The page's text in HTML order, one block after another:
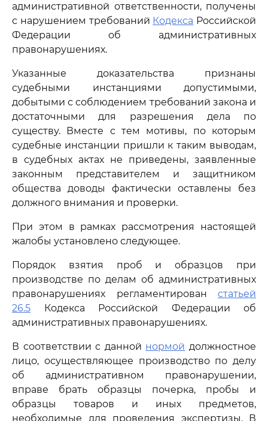
административной ответственности, получены
с нарушением требований Кодекса Российской
Федерации об административных
правонарушениях.
Указанные доказательства признаны
судебными инстанциями допустимыми,
добытыми с соблюдением требований закона и
достаточными для разрешения дела по
существу. Вместе с тем мотивы, по которым
судебные инстанции пришли к таким выводам,
в судебных актах не приведены, заявленные
законным представителем и защитником
общества доводы фактически оставлены без
должного внимания и проверки.
При этом в рамках рассмотрения настоящей
жалобы установлено следующее.
Порядок взятия проб и образцов при
производстве по делам об административных
правонарушениях регламентирован статьей
26.5 Кодекса Российской Федерации об
административных правонарушениях.
В соответствии с данной нормой должностное
лицо, осуществляющее производство по делу
об административном правонарушении,
вправе брать образцы почерка, пробы и
образцы товаров и иных предметов,
необходимые для проведения экспертизы. В